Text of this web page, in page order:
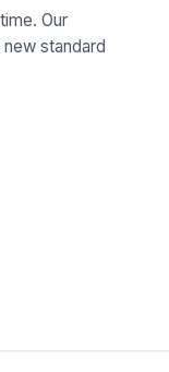
Our
standard